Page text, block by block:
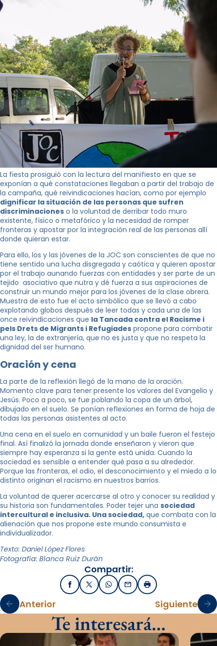
La fiesta prosiguió con la lectura del manifiesto en que se
exponían a qué constataciones llegaban a partir del trabajo de
la campaña, qué reivindicaciones hacían, como por ejemplo
dignificar la situación de las personas que sufren
discriminaciones o la voluntad de derribar todo muro
existente, físico o metafórico y la necesidad de romper
fronteras y apostar por la integración real de las personas allí
donde quieran estar.
Para ello, los y las jóvenes de la JOC son conscientes de que no
tiene sentido una lucha disgregada y caótica y quieren apostar
por el trabajo aunando fuerzas con entidades y ser parte de un
tejido asociativo que nutra y dé fuerza a sus aspiraciones de
construir un mundo mejor para los jóvenes de la clase obrera.
Muestra de esto fue el acto simbólico que se llevó a cabo
explotando globos después de leer todas y cada una de las
once reivindicaciones que la Tancada contra el Racisme i
pels Drets de Migrants i Refugiades propone para combatir
una ley, la de extranjería, que no es justa y que no respeta la
dignidad del ser humano.
Oración y cena
La parte de la reflexión llegó de la mano de la oración.
Momento clave para tener presente los valores del Evangelio y
Jesús. Poco a poco, se fue poblando la copa de un árbol,
dibujado en el suelo. Se ponían reflexiones en forma de hoja de
todas las personas asistentes al acto.
Una cena en el suelo en comunidad y un baile fueron el festejo
final. Así finalizó la jornada donde enseñaron y vieron que
siempre hay esperanza si la gente está unida. Cuando la
sociedad es sensible a entender qué pasa a su alrededor.
Porque las fronteras, el odio, el desconocimiento y el miedo a lo
distinto originan el racismo en nuestros barrios.
La voluntad de querer acercarse al otro y conocer su realidad y
su historia son fundamentales. Poder tejer una sociedad
intercultural e inclusiva. Una sociedad, que combata con la
alienación que nos propone este mundo consumista e
individualizador.
Texto: Daniel López Flores
Fotografía: Blanca Ruiz Durán
Compartir:
FacebookX / TwitterWhatsApp
EmailImprimir
Anterior Siguiente
Te interesará…